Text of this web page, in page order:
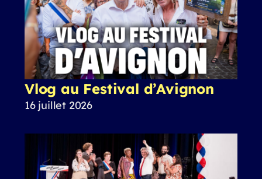
Vlog au Festival d’Avignon
16 juillet 2026